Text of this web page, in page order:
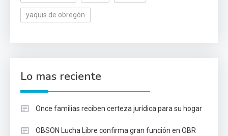
yaquis de obregón
Lo mas reciente
Once familias reciben certeza jurídica para su hogar
OBSON Lucha Libre confirma gran función en OBR